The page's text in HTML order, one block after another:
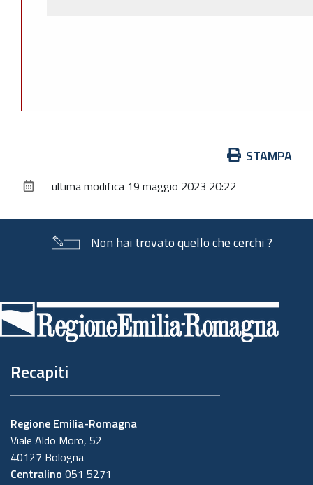
documento
STAMPA
ultima modifica 19 maggio 2023 20:22
Non hai trovato quello che cerchi ?
di
pagina
Recapiti
Regione Emilia-Romagna
Viale Aldo Moro, 52
40127 Bologna
Centralino 051 5271